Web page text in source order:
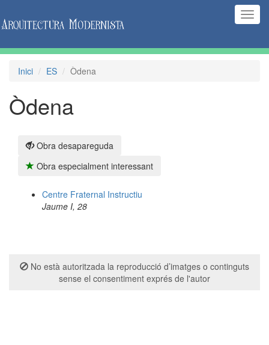
Inici ES Òdena
Òdena
Obra desapareguda
Obra especialment interessant
Centre Fraternal Instructiu
Jaume I, 28
No està autoritzada la reproducció d’imatges o continguts
sense el consentiment exprés de l'autor